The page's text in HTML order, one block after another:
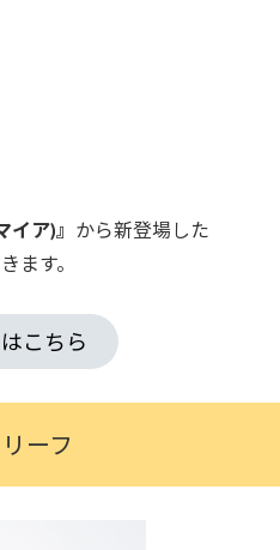
イア)』 から新登場した
ます。
こちら
ーフ